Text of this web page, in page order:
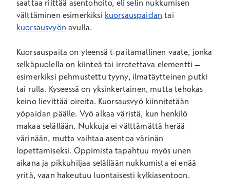
saattaa riittää asentohoito, eli selin nukkumisen
välttäminen esimerkiksi kuorsauspaidan tai
kuorsausvyön avulla.
Kuorsauspaita on yleensä t-paitamallinen vaate, jonka
selkäpuolella on kiinteä tai irrotettava elementti –
esimerkiksi pehmustettu tyyny, ilmatäytteinen putki
tai rulla. Kyseessä on yksinkertainen, mutta tehokas
keino lievittää oireita. Kuorsausvyö kiinnitetään
yöpaidan päälle. Vyö alkaa väristä, kun henkilö
makaa selällään. Nukkuja ei välttämättä herää
värinään, mutta vaihtaa asentoa värinän
lopettamiseksi. Oppimista tapahtuu myös unen
aikana ja pikkuhiljaa selällään nukkumista ei enää
yritä, vaan hakeutuu luontaisesti kylkiasentoon.